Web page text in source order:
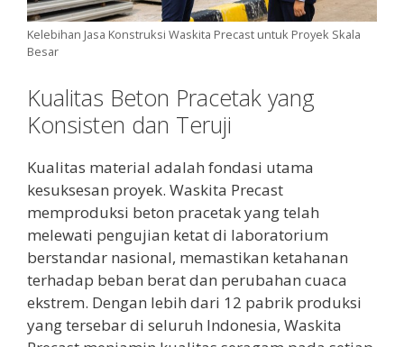
Kelebihan Jasa Konstruksi Waskita Precast untuk Proyek Skala
Besar
Kualitas Beton Pracetak yang
Konsisten dan Teruji
Kualitas material adalah fondasi utama
kesuksesan proyek. Waskita Precast
memproduksi beton pracetak yang telah
melewati pengujian ketat di laboratorium
berstandar nasional, memastikan ketahanan
terhadap beban berat dan perubahan cuaca
ekstrem. Dengan lebih dari 12 pabrik produksi
yang tersebar di seluruh Indonesia, Waskita